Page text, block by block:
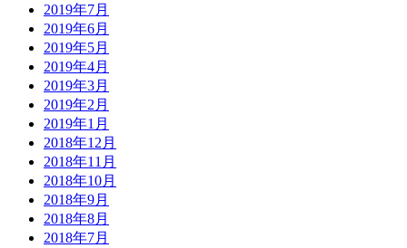
2019年7月
2019年6月
2019年5月
2019年4月
2019年3月
2019年2月
2019年1月
2018年12月
2018年11月
2018年10月
2018年9月
2018年8月
2018年7月